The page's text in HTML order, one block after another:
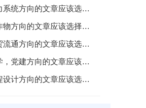
电力系统方向的文章应该选择什么期刊
农作物方向的文章应该选择期刊
商贸流通方向的文章应该选择什么期刊
文学，党建方向的文章应该选择什么期刊
工程设计方向的文章应该选择什么期刊